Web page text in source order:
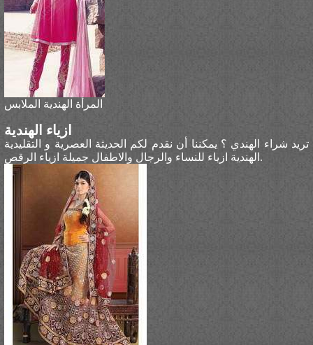
المرأة الهندية الملابس
ازياء الهندية
تريد شراء الهندي ؟ يمكننا أن نقدم لكم الحديثة العصرية و التقليدية
الهندية ازياء للنساء والرجال والاطفال جميلة ازياء الرقص.